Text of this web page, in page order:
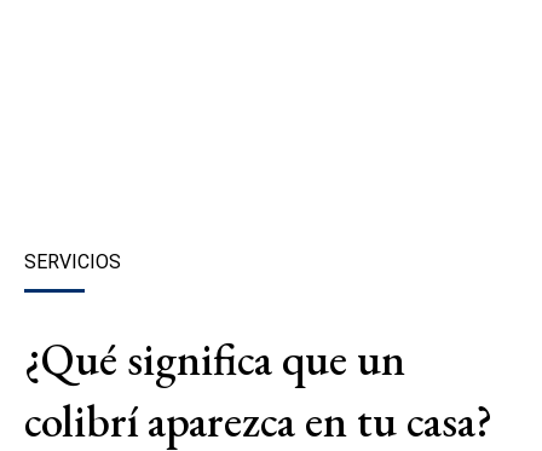
SERVICIOS
¿Qué significa que un
colibrí aparezca en tu casa?